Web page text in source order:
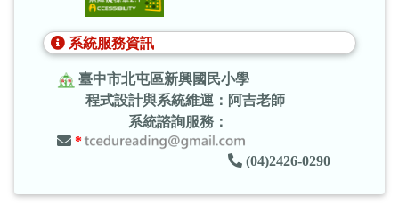
系統服務資訊
臺中市北屯區新興國民小學
程式設計與系統維運：阿吉老師
系統諮詢服務：
*
(04)2426-0290